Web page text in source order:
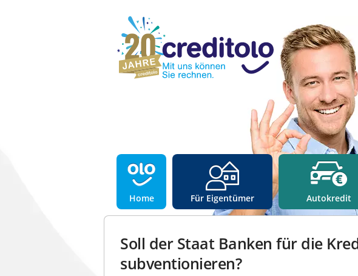
Home Für Eigentümer Autokredit
Soll der Staat Banken für die
subventionieren?